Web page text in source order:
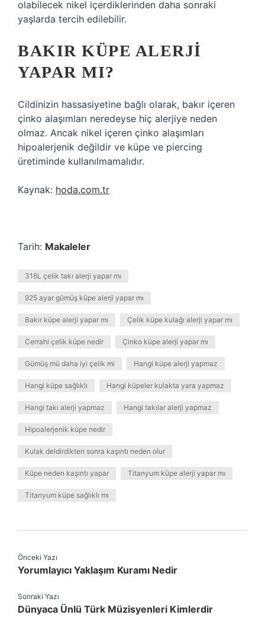
olabilecek nikel içerdiklerinden daha sonraki
yaşlarda tercih edilebilir.
BAKIR KÜPE ALERJI
YAPAR MI?
Cildinizin hassasiyetine bağlı olarak, bakır içeren
çinko alaşımları neredeyse hiç alerjiye neden
olmaz. Ancak nikel içeren çinko alaşımları
hipoalerjenik değildir ve küpe ve piercing
üretiminde kullanılmamalıdır.
Kaynak: hoda.com.tr
Tarih: Makaleler
316L çelik takı alerji yapar mı
925 ayar gümüş küpe alerji yapar mı
Bakır küpe alerji yapar mı Çelik küpe kulağı alerji yapar mı
Cerrahi çelik küpe nedir Çinko küpe alerji yapar mı
Gümüş mü daha iyi çelik mi Hangi küpe alerji yapmaz
Hangi küpe sağlıklı Hangi küpeler kulakta yara yapmaz
Hangi takı alerji yapmaz Hangi takılar alerji yapmaz
Hipoalerjenik küpe nedir
Kulak deldirdikten sonra kaşıntı neden olur
Küpe neden kaşıntı yapar Titanyum küpe alerji yapar mı
Titanyum küpe sağlıklı mı
Önceki Yazı
Yorumlayıcı Yaklaşım Kuramı Nedir
Sonraki Yazı
Dünyaca Ünlü Türk Müzisyenleri Kimlerdir